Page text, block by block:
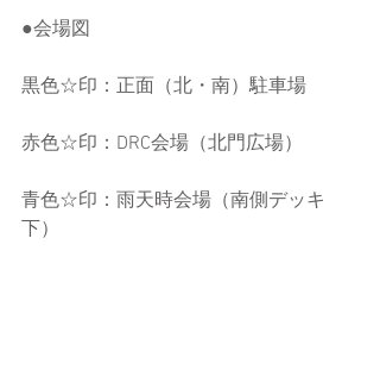
●会場図
黒色☆印：正面（北・南）駐車場
赤色☆印：DRC会場（北門広場）
青色☆印：雨天時会場（南側デッキ
下）